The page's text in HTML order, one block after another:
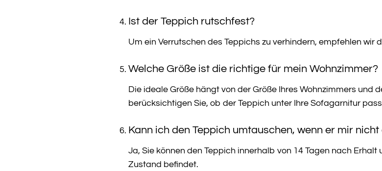
Ist der Teppich rutschfest?
Um ein Verrutschen des Teppichs zu verhindern, empfehlen wir
Welche Größe ist die richtige für mein Wohnzimmer?
Die ideale Größe hängt von der Größe Ihres Wohnzimmers und
berücksichtigen Sie, ob der Teppich unter Ihre Sofagarnitur
Kann ich den Teppich umtauschen, wenn er mir
Ja, Sie können den Teppich innerhalb von 14 Tagen nach
Zustand befindet.